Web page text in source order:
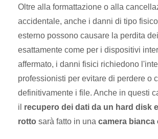
Oltre alla formattazione o alla
accidentale, anche i danni di tipo
esterno possono causare la perdita
esattamente come per i dispositivi
affermato, i danni fisici richiedono
professionisti per evitare di perdere o
definitivamente i file. Anche in questi
il recupero dei dati da un hard disk
rotto sarà fatto in una camera bianca